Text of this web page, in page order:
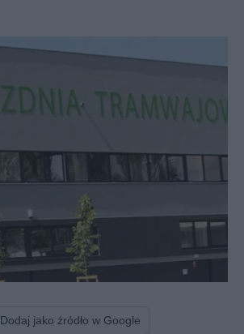
Dodaj jako źródło w Google